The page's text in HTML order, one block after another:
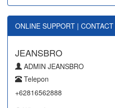
ONLINE SUPPORT |
JEANSBRO
ADMIN JEANSBRO
Telepon
+62816562888